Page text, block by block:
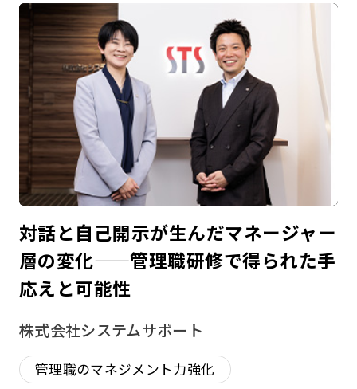
対話と自己開示が生んだマネージャー
層の変化——管理職研修で得られた手
応えと可能性
株式会社システムサポート
管理職のマネジメント力強化